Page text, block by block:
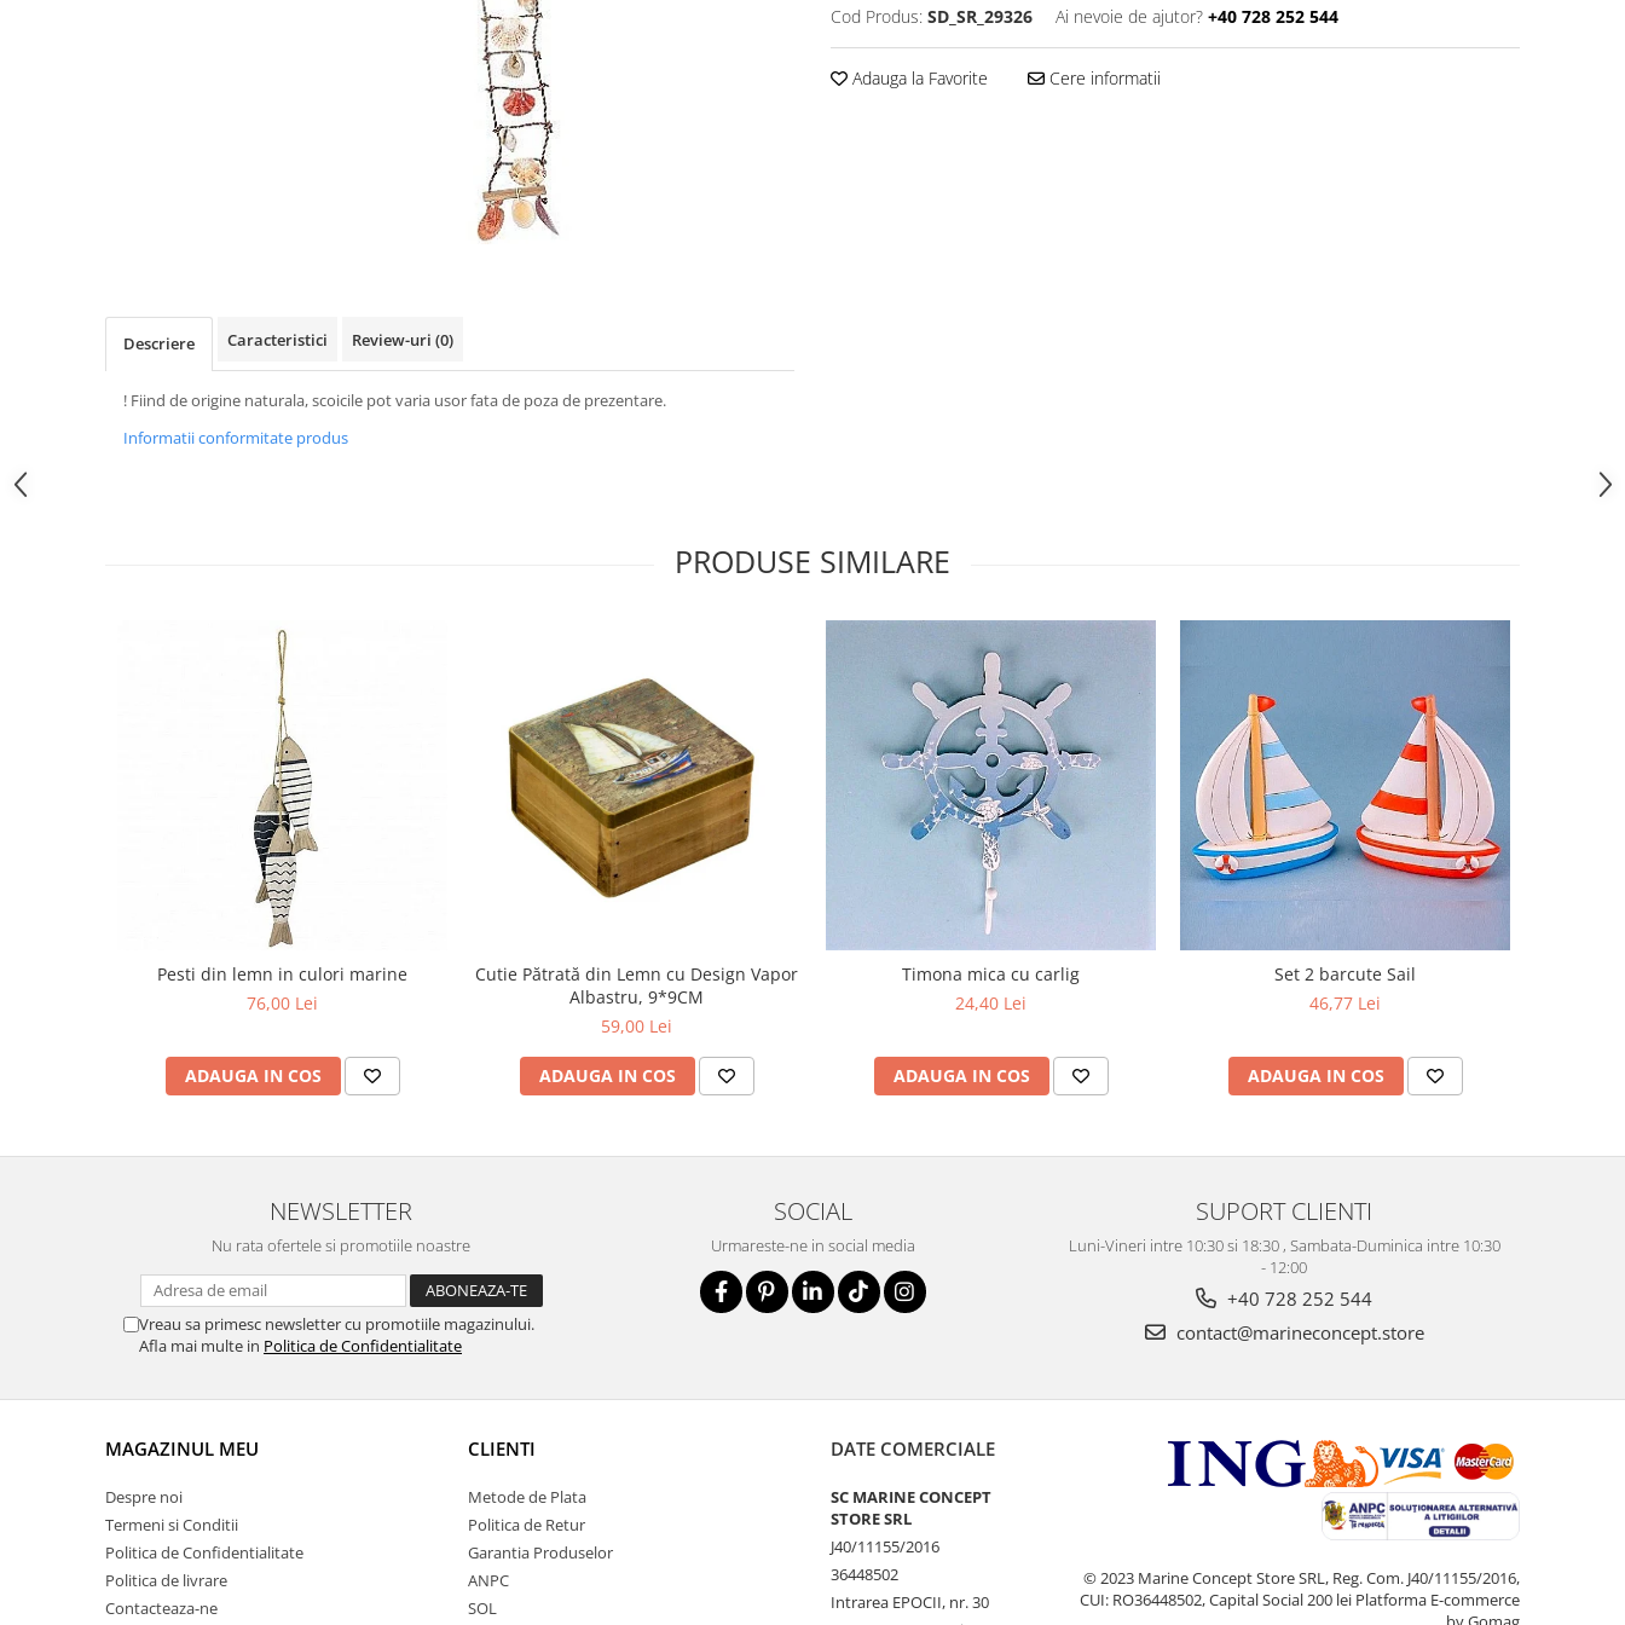
Cod Produs: SD_SR_29326 Ai nevoie de ajutor? +40 728 252 544
Adauga la Favorite Cere informatii
Descriere Caracteristici Review-uri (0)
! Fiind de origine naturala, scoicile pot varia usor fata de poza de prezentare.
Informatii conformitate produs
PRODUSE SIMILARE
Pesti din lemn in culori marine
76,00 Lei
ADAUGA IN COS
Cutie Pătrată din Lemn cu Design Vapor
Albastru, 9*9CM
59,00 Lei
ADAUGA IN COS
Timona mica cu carlig
24,40 Lei
ADAUGA IN COS
Set 2 barcute Sail
46,77 Lei
ADAUGA IN COS
NEWSLETTER
Nu rata ofertele si promotiile noastre
Vreau sa primesc newsletter cu promotiile magazinului.
Afla mai multe in Politica de Confidentialitate
SOCIAL
Urmareste-ne in social media
SUPORT CLIENTI
Luni-Vineri intre 10:30 si 18:30 , Sambata-Duminica intre 10:30
- 12:00
+40 728 252 544
contact@marineconcept.store
MAGAZINUL MEU
Despre noi
Termeni si Conditii
Politica de Confidentialitate
Politica de livrare
Contacteaza-ne
CLIENTI
Metode de Plata
Politica de Retur
Garantia Produselor
ANPC
SOL
DATE COMERCIALE
SC MARINE CONCEPT
STORE SRL
J40/11155/2016
36448502
Intrarea EPOCII, nr. 30
© 2023 Marine Concept Store SRL, Reg. Com. J40/11155/2016,
CUI: RO36448502, Capital Social 200 lei Platforma E-commerce